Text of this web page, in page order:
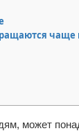
чаще
может